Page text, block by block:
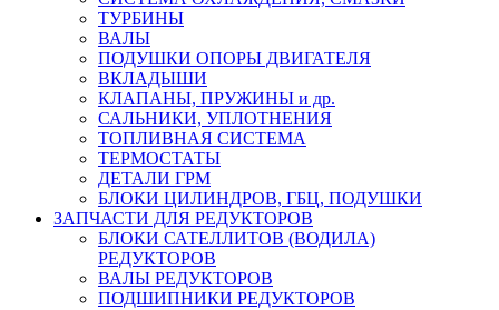
ТУРБИНЫ
ВАЛЫ
ПОДУШКИ ОПОРЫ ДВИГАТЕЛЯ
ВКЛАДЫШИ
КЛАПАНЫ, ПРУЖИНЫ и др.
САЛЬНИКИ, УПЛОТНЕНИЯ
ТОПЛИВНАЯ СИСТЕМА
ТЕРМОСТАТЫ
ДЕТАЛИ ГРМ
БЛОКИ ЦИЛИНДРОВ, ГБЦ, ПОДУШКИ
ЗАПЧАСТИ ДЛЯ РЕДУКТОРОВ
БЛОКИ САТЕЛЛИТОВ (ВОДИЛА)
РЕДУКТОРОВ
ВАЛЫ РЕДУКТОРОВ
ПОДШИПНИКИ РЕДУКТОРОВ